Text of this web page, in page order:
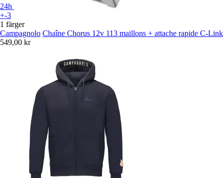
24h
+-3
1 färger
Campagnolo Chaîne Chorus 12v 113 maillons + attache rapide C-Link
549,00 kr